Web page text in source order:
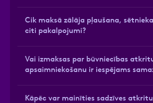
Cik maksā zālāja pļaušana,
citi pakalpojumi?
Vai izmaksas par būvniecības
apsaimniekošanu ir iespējams
Kāpēc var mainīties sadzīves